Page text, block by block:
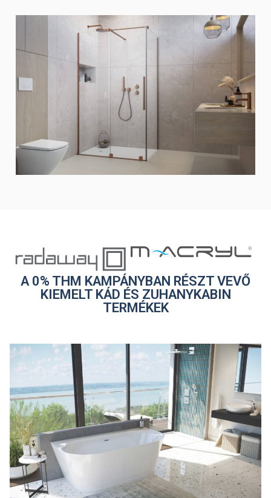
A 0% THM KAMPÁNYBAN RÉSZT VEVŐ
KIEMELT KÁD ÉS ZUHANYKABIN
TERMÉKEK